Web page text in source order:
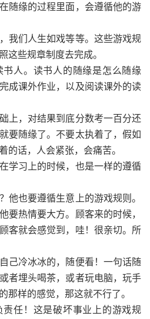
随缘的过程里面，会遵循他的游
们人生如戏等等。这些游戏规
这些规章制度去完成。
人。读书人的随缘是怎么随缘
成课外作业，以及阅读课外的读
，对结果到底分数考一百分还
要随缘了。不要太执着了，假如
的话，人会紧张，会痛苦。
习上的时候，也是一样的遵循
也要遵循生意上的游戏规则。
要热情要大方。顾客来的时候，
客就会感觉到，哇！很亲切。所
冷冰冰的，随便看！一句话随
者埋头喝茶，或者玩电脑，玩手
那样的感觉，那这就不行了。
任！这是破坏事业上的游戏规